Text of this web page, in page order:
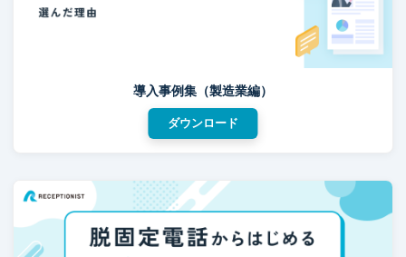
導入事例集（製造業編）
ダウンロード